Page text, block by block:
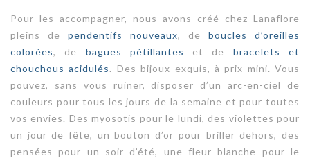
Pour les accompagner, nous avons créé chez Lanaflore
pleins de pendentifs nouveaux, de boucles d’oreilles
colorées, de bagues pétillantes et de bracelets et
chouchous acidulés. Des bijoux exquis, à prix mini. Vous
pouvez, sans vous ruiner, disposer d’un arc-en-ciel de
couleurs pour tous les jours de la semaine et pour toutes
vos envies. Des myosotis pour le lundi, des violettes pour
un jour de fête, un bouton d’or pour briller dehors, des
pensées pour un soir d’été, une fleur blanche pour le